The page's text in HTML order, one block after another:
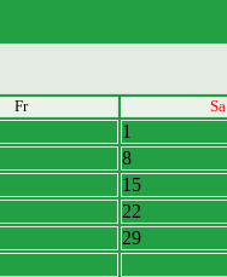
Fr Sa
1
8
15
22
29